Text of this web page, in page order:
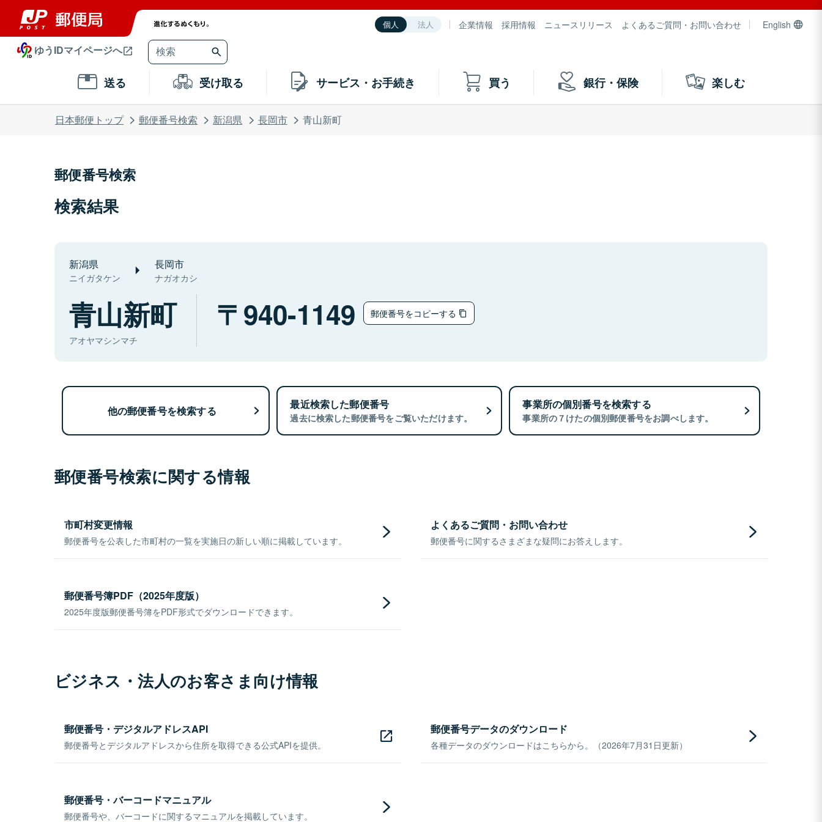
個人 法人 企業情報 採用情報 ニュースリリース よくあるご質問・お問い合わせ English
ゆうIDマイページへ
送る 受け取る サービス・お手続き 買う 銀行・保険 楽しむ
日本郵便トップ 郵便番号検索 新潟県 長岡市 青山新町
郵便番号検索
検索結果
新潟県
ニイガタケン
長岡市
ナガオカシ
青山新町
アオヤマシンマチ
940-1149 郵便番号をコピーする
他の郵便番号を検索する 最近検索した郵便番号
過去に検索した郵便番号をご覧いただけます。
事業所の個別番号を検索する
事業所の７けたの個別郵便番号をお調べします。
郵便番号検索に関する情報
市町村変更情報
郵便番号を公表した市町村の一覧を実施日の新しい順に掲載しています。
よくあるご質問・お問い合わせ
郵便番号に関するさまざまな疑問にお答えします。
郵便番号簿PDF（2025年度版）
2025年度版郵便番号簿をPDF形式でダウンロードできます。
ビジネス・法人のお客さま向け情報
郵便番号・デジタルアドレスAPI
郵便番号とデジタルアドレスから住所を取得できる公式APIを提供。
郵便番号データのダウンロード
各種データのダウンロードはこちらから。（2026年7月31日更新）
郵便番号・バーコードマニュアル
郵便番号や、バーコードに関するマニュアルを掲載しています。